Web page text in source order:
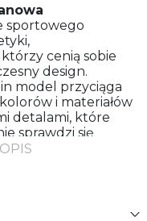
sportowego
cenią sobie
design.
model przyciąga
i materiałów
detalami, które
sprawdzi się
świeżym